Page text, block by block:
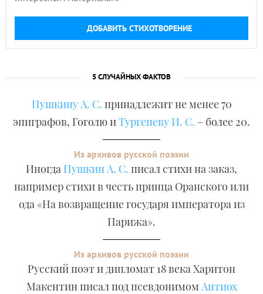
ДОБАВИТЬ СТИХОТВОРЕНИЕ
5 СЛУЧАЙНЫХ ФАКТОВ
Пушкину А. С. принадлежит не менее 70
эпиграфов, Гоголю иТургеневу И. С. – более 20.
Из архивов русской поэзии
Иногда Пушкин А. С. писал стихи на заказ,
например стихи в честь принца Оранского или
ода «На возвращение государя императора из
Парижа».
Из архивов русской поэзии
Русский поэт и дипломат 18 века Харитон
Макентин писал под псевдонимом Антиох